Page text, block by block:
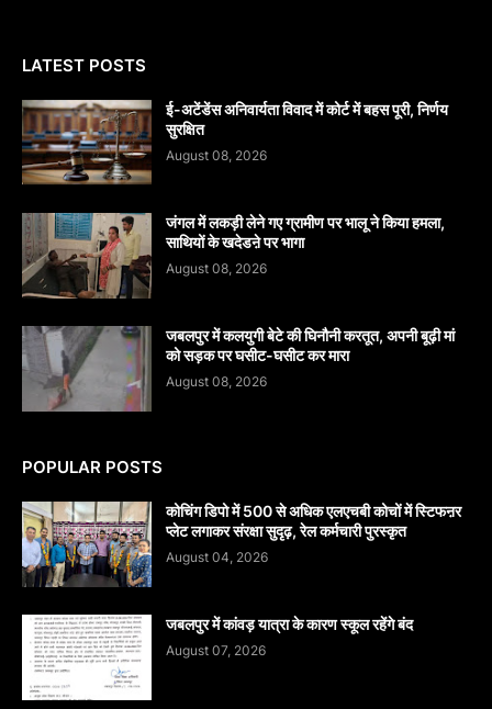
LATEST POSTS
​ई-अटेंडेंस अनिवार्यता विवाद में कोर्ट में बहस पूरी, निर्णय
सुरक्षित
August 08, 2026
जंगल में लकड़ी लेने गए ग्रामीण पर भालू ने किया हमला,
साथियों के खदेडऩे पर भागा
August 08, 2026
जबलपुर में कलयुगी बेटे की घिनौनी करतूत, अपनी बूढ़ी मां
को सड़क पर घसीट-घसीट कर मारा
August 08, 2026
POPULAR POSTS
कोचिंग डिपो में 500 से अधिक एलएचबी कोचों में स्टिफऩर
प्लेट लगाकर संरक्षा सुदृढ़, रेल कर्मचारी पुरस्कृत
August 04, 2026
जबलपुर में कांवड़ यात्रा के कारण स्कूल रहेंगे बंद
August 07, 2026